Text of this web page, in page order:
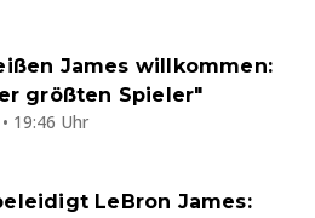
James willkommen:
größten Spieler"
19:46 Uhr
LeBron James: